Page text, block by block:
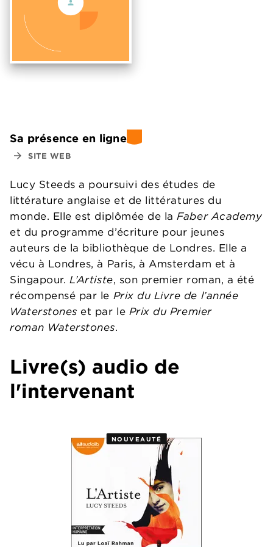
Lucy Steeds a poursuivi des études de
littérature anglaise et de littératures du
monde. Elle est diplômée de laFaber Academy
et du programme d’écriture pour jeunes
auteurs de la bibliothèque de Londres. Elle a
vécu à Londres, à Paris, à Amsterdam et à
Singapour. L’Artiste, son premier roman, a été
récompensé par le Prix du Livre de l’année
Waterstones et par le Prix du Premier
roman Waterstones.
Sa présence en ligne
arrow_forward SITE WEB
Livre(s) audio de
l'intervenant
NOUVEAUTÉ